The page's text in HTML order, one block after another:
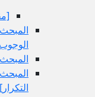
التكرار]